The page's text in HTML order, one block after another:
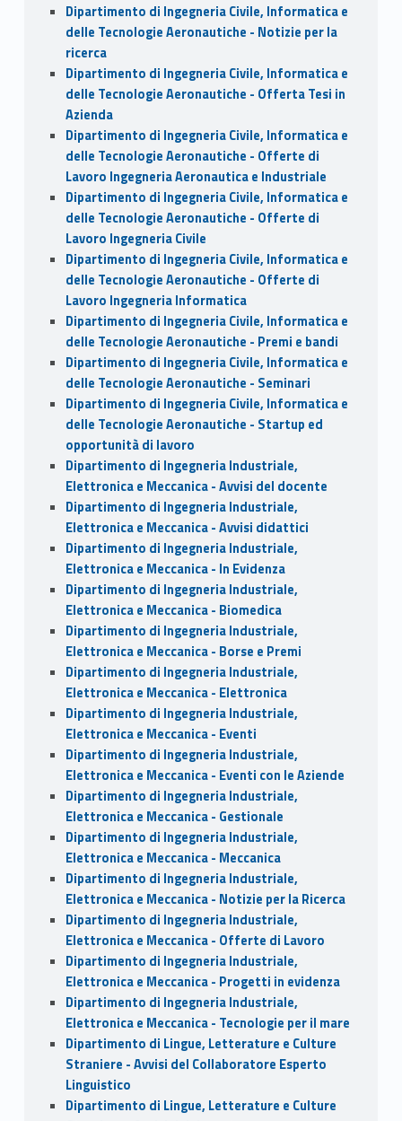
Dipartimento di Ingegneria Civile, Informatica e
delle Tecnologie Aeronautiche - Notizie per la
ricerca
Dipartimento di Ingegneria Civile, Informatica e
delle Tecnologie Aeronautiche - Offerta Tesi in
Azienda
Dipartimento di Ingegneria Civile, Informatica e
delle Tecnologie Aeronautiche - Offerte di
Lavoro Ingegneria Aeronautica e Industriale
Dipartimento di Ingegneria Civile, Informatica e
delle Tecnologie Aeronautiche - Offerte di
Lavoro Ingegneria Civile
Dipartimento di Ingegneria Civile, Informatica e
delle Tecnologie Aeronautiche - Offerte di
Lavoro Ingegneria Informatica
Dipartimento di Ingegneria Civile, Informatica e
delle Tecnologie Aeronautiche - Premi e bandi
Dipartimento di Ingegneria Civile, Informatica e
delle Tecnologie Aeronautiche - Seminari
Dipartimento di Ingegneria Civile, Informatica e
delle Tecnologie Aeronautiche - Startup ed
opportunità di lavoro
Dipartimento di Ingegneria Industriale,
Elettronica e Meccanica - Avvisi del docente
Dipartimento di Ingegneria Industriale,
Elettronica e Meccanica - Avvisi didattici
Dipartimento di Ingegneria Industriale,
Elettronica e Meccanica - In Evidenza
Dipartimento di Ingegneria Industriale,
Elettronica e Meccanica - Biomedica
Dipartimento di Ingegneria Industriale,
Elettronica e Meccanica - Borse e Premi
Dipartimento di Ingegneria Industriale,
Elettronica e Meccanica - Elettronica
Dipartimento di Ingegneria Industriale,
Elettronica e Meccanica - Eventi
Dipartimento di Ingegneria Industriale,
Elettronica e Meccanica - Eventi con le Aziende
Dipartimento di Ingegneria Industriale,
Elettronica e Meccanica - Gestionale
Dipartimento di Ingegneria Industriale,
Elettronica e Meccanica - Meccanica
Dipartimento di Ingegneria Industriale,
Elettronica e Meccanica - Notizie per la Ricerca
Dipartimento di Ingegneria Industriale,
Elettronica e Meccanica - Offerte di Lavoro
Dipartimento di Ingegneria Industriale,
Elettronica e Meccanica - Progetti in evidenza
Dipartimento di Ingegneria Industriale,
Elettronica e Meccanica - Tecnologie per il mare
Dipartimento di Lingue, Letterature e Culture
Straniere - Avvisi del Collaboratore Esperto
Linguistico
Dipartimento di Lingue, Letterature e Culture